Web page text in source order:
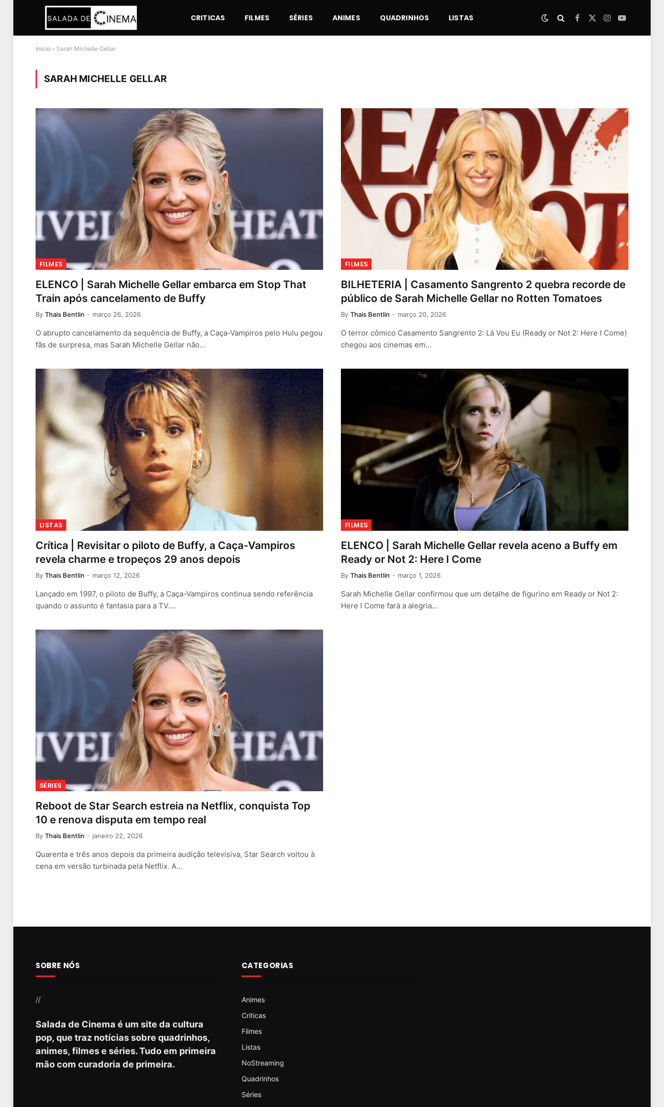
CRITICAS FILMES SÉRIES ANIMES QUADRINHOS LISTAS Facebook
X
Instagram
YouTube
Início » Sarah Michelle Gellar
SARAH MICHELLE GELLAR
FILMES
ELENCO | Sarah Michelle Gellar embarca em Stop That
Train após cancelamento de Buffy
By Thais Bentlin março 26, 2026
O abrupto cancelamento da sequência de Buffy, a Caça-Vampiros pelo Hulu pegou
fãs de surpresa, mas Sarah Michelle Gellar não…
FILMES
BILHETERIA | Casamento Sangrento 2 quebra recorde de
público de Sarah Michelle Gellar no Rotten Tomatoes
By Thais Bentlin março 20, 2026
O terror cômico Casamento Sangrento 2: Lá Vou Eu (Ready or Not 2: Here I Come)
chegou aos cinemas em…
LISTAS
Crítica | Revisitar o piloto de Buffy, a Caça-Vampiros
revela charme e tropeços 29 anos depois
By Thais Bentlin março 12, 2026
Lançado em 1997, o piloto de Buffy, a Caça-Vampiros continua sendo referência
quando o assunto é fantasia para a TV.…
FILMES
ELENCO | Sarah Michelle Gellar revela aceno a Buffy em
Ready or Not 2: Here I Come
By Thais Bentlin março 1, 2026
Sarah Michelle Gellar confirmou que um detalhe de figurino em Ready or Not 2:
Here I Come fará a alegria…
SÉRIES
Reboot de Star Search estreia na Netflix, conquista Top
10 e renova disputa em tempo real
By Thais Bentlin janeiro 22, 2026
Quarenta e três anos depois da primeira audição televisiva, Star Search voltou à
cena em versão turbinada pela Netflix. A…
SOBRE NÓS
//
Salada de Cinema é um site da cultura
pop, que traz notícias sobre quadrinhos,
animes, filmes e séries. Tudo em primeira
mão com curadoria de primeira.
CATEGORIAS
Animes
Criticas
Filmes
Listas
NoStreaming
Quadrinhos
Séries